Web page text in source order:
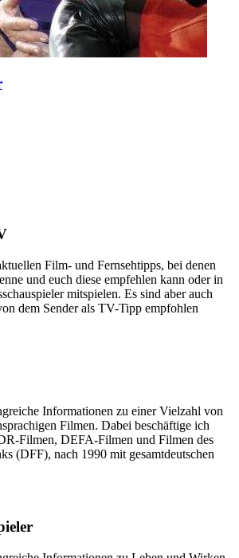
Film- und Fernsehtipps, bei denen
und euch diese empfehlen kann oder in
mitspielen. Es sind aber auch
dem Sender als TV-Tipp empfohlen
Informationen zu einer Vielzahl von
Filmen. Dabei beschäftige ich
Filmen, DEFA-Filmen und Filmen des
(DFF), nach 1990 mit gesamtdeutschen